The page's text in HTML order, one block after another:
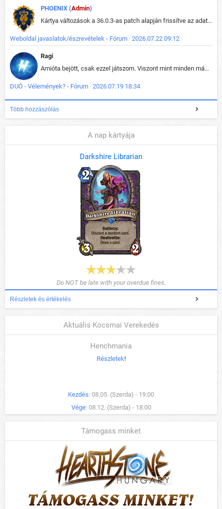
PHOENIX (Admin)
Kártya változások a 36.0.3-as patch alapján frissítve az adatbázisban (képek is cserélve).
Weboldal javaslatok/észrevételek - Fórum · 2026.07.22 09:12
Ragi
Amióta bejött, csak ezzel játszom. Viszont mint minden más - akár az alapjáték is, ez is baromira összetett lett. Néha már pár kör után is esélytelen az egész. Vagy irreállisan túltápol valaki, vagy lelép a partner, vagy csak hülye mint a segg. És amikor eljönne az én időm, na akkor jön el mindenki másé is. Engem jobban érdekelne, hogy ki milyen ratingen szokott játszani. Na ez lenne egy érdekes adat.
DUÓ - Vélemények? - Fórum · 2026.07.19 18:34
Több hozzászólás
A nap kártyája
Darkshire Librarian
Do NOT be late with your overdue fines.
Részletek és értékelés
Aktuális Kocsmai Verekedés
Henchmania
Részletek!
Kezdés: 08.05. (Szerda) - 19:00
Vége: 08.12. (Szerda) - 18:00
Támogass minket